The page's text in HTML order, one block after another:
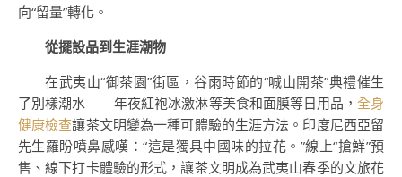
向“留量”轉化。
從擺設品到生涯潮物
在武夷山“御茶園”街區，谷雨時節的“喊山開茶”典禮催生
了別樣潮水——年夜紅袍冰激淋等美食和面膜等日用品， 全身
健康檢查讓茶文明變為一種可體驗的生涯方法。印度尼西亞留
先生羅盼噴鼻感嘆：“這是獨具中國味的拉花。”線上“搶鮮”預
售、線下打卡體驗的形式，讓茶文明成為武夷山春季的文旅花